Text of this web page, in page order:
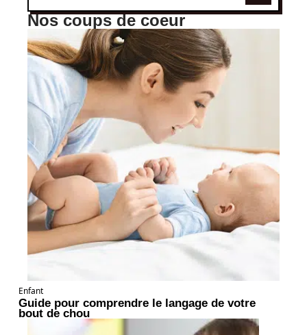
Nos coups de coeur
Enfant
Guide pour comprendre le langage de votre
bout de chou